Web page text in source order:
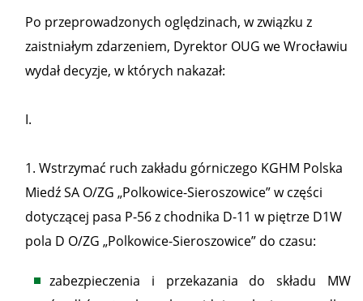
Po przeprowadzonych oględzinach, w związku z
zaistniałym zdarzeniem, Dyrektor OUG we Wrocławiu
wydał decyzje, w których nakazał:
I.
1. Wstrzymać ruch zakładu górniczego KGHM Polska
Miedź SA O/ZG „Polkowice-Sieroszowice” w części
dotyczącej pasa P-56 z chodnika D-11 w piętrze D1W
pola D O/ZG „Polkowice-Sieroszowice” do czasu:
zabezpieczenia i przekazania do składu MW